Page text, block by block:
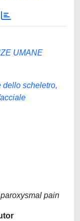
UMANE
dello scheletro,
pain